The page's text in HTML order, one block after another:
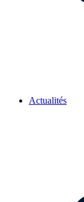
Actualités